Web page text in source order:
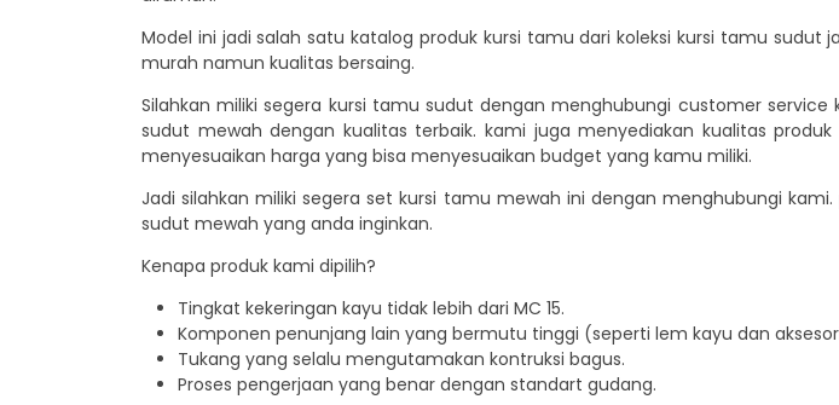
Model ini jadi salah satu katalog produk kursi tamu dari koleksi kursi tamu
murah namun kualitas bersaing.
Silahkan miliki segera kursi tamu sudut dengan menghubungi customer service
sudut mewah dengan kualitas terbaik. kami juga menyediakan kualitas
menyesuaikan harga yang bisa menyesuaikan budget yang kamu miliki.
Jadi silahkan miliki segera set kursi tamu mewah ini dengan menghubungi
sudut mewah yang anda inginkan.
Kenapa produk kami dipilih?
Tingkat kekeringan kayu tidak lebih dari MC 15.
Komponen penunjang lain yang bermutu tinggi (seperti lem kayu dan
Tukang yang selalu mengutamakan kontruksi bagus.
Proses pengerjaan yang benar dengan standart gudang.